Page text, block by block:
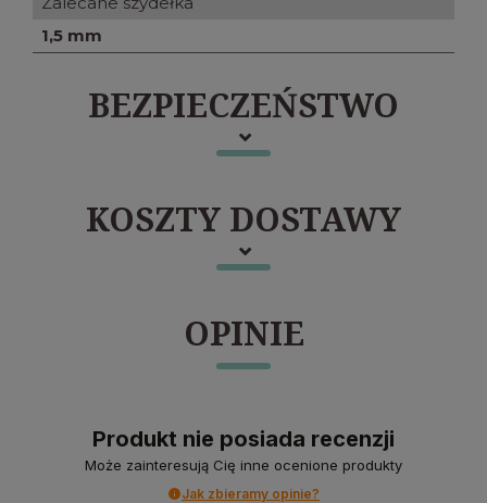
1,5 mm
BEZPIECZEŃSTWO
KOSZTY DOSTAWY
OPINIE
Produkt nie posiada recenzji
Może zainteresują Cię inne ocenione produkty
Jak zbieramy opinie?